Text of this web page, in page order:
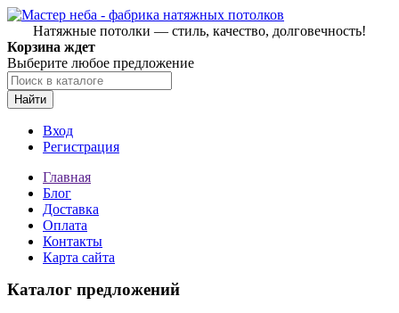
Натяжные потолки — стиль, качество, долговечность!
Корзина ждет
Выберите любое предложение
Найти
Вход
Регистрация
Главная
Блог
Доставка
Оплата
Контакты
Карта сайта
Каталог предложений